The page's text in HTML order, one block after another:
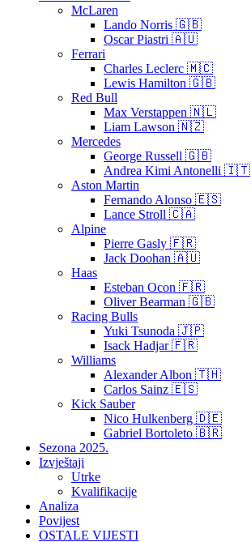
McLaren
Lando Norris 🇬🇧
Oscar Piastri 🇦🇺
Ferrari
Charles Leclerc 🇲🇨
Lewis Hamilton 🇬🇧
Red Bull
Max Verstappen 🇳🇱
Liam Lawson 🇳🇿
Mercedes
George Russell 🇬🇧
Andrea Kimi Antonelli 🇮🇹
Aston Martin
Fernando Alonso 🇪🇸
Lance Stroll 🇨🇦
Alpine
Pierre Gasly 🇫🇷
Jack Doohan 🇦🇺
Haas
Esteban Ocon 🇫🇷
Oliver Bearman 🇬🇧
Racing Bulls
Yuki Tsunoda 🇯🇵
Isack Hadjar 🇫🇷
Williams
Alexander Albon 🇹🇭
Carlos Sainz 🇪🇸
Kick Sauber
Nico Hulkenberg 🇩🇪
Gabriel Bortoleto 🇧🇷
Sezona 2025.
Izvještaji
Utrke
Kvalifikacije
Analiza
Povijest
OSTALE VIJESTI